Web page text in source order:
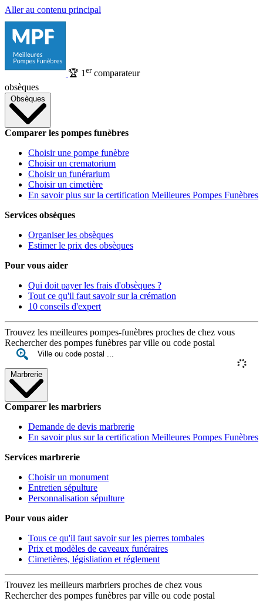
Aller au contenu principal
🏆 1 ercomparateur
obsèques
Obsèques
Comparer les pompes funèbres
Choisir une pompe funèbre
Choisir un crematorium
Choisir un funérarium
Choisir un cimetière
En savoir plus sur la certification Meilleures Pompes Funèbres
Services obsèques
Organiser les obsèques
Estimer le prix des obsèques
Pour vous aider
Qui doit payer les frais d'obsèques ?
Tout ce qu'il faut savoir sur la crémation
10 conseils d'expert
Trouvez les meilleures pompes-funèbres proches de chez vous
Rechercher des pompes funèbres par ville ou code postal
Marbrerie
Comparer les marbriers
Demande de devis marbrerie
En savoir plus sur la certification Meilleures Pompes Funèbres
Services marbrerie
Choisir un monument
Entretien sépulture
Personnalisation sépulture
Pour vous aider
Tous ce qu'il faut savoir sur les pierres tombales
Prix et modèles de caveaux funéraires
Cimetières, législiation et réglement
Trouvez les meilleurs marbriers proches de chez vous
Rechercher des pompes funèbres par ville ou code postal